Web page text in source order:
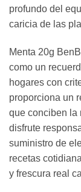
profundo del
caricia de las
Menta 20g
como un
hogares con
proporciona un
que conciben la
disfrute
suministro de
recetas
y frescura real